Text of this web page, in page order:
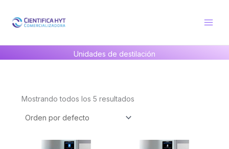
contenido
Unidades de destilación
Mostrando todos los 5 resultados